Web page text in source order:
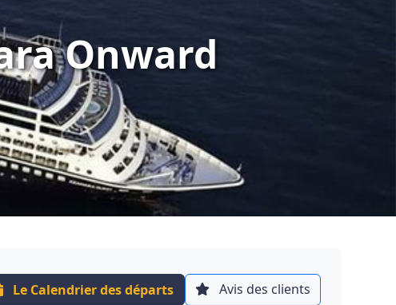
Onward
Le Calendrier des départs Avis des clients